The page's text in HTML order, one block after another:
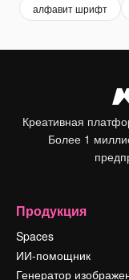
алфавит шрифт
Креативная
Более 1
Продукция
Spaces
ИИ-помощник
Генератор